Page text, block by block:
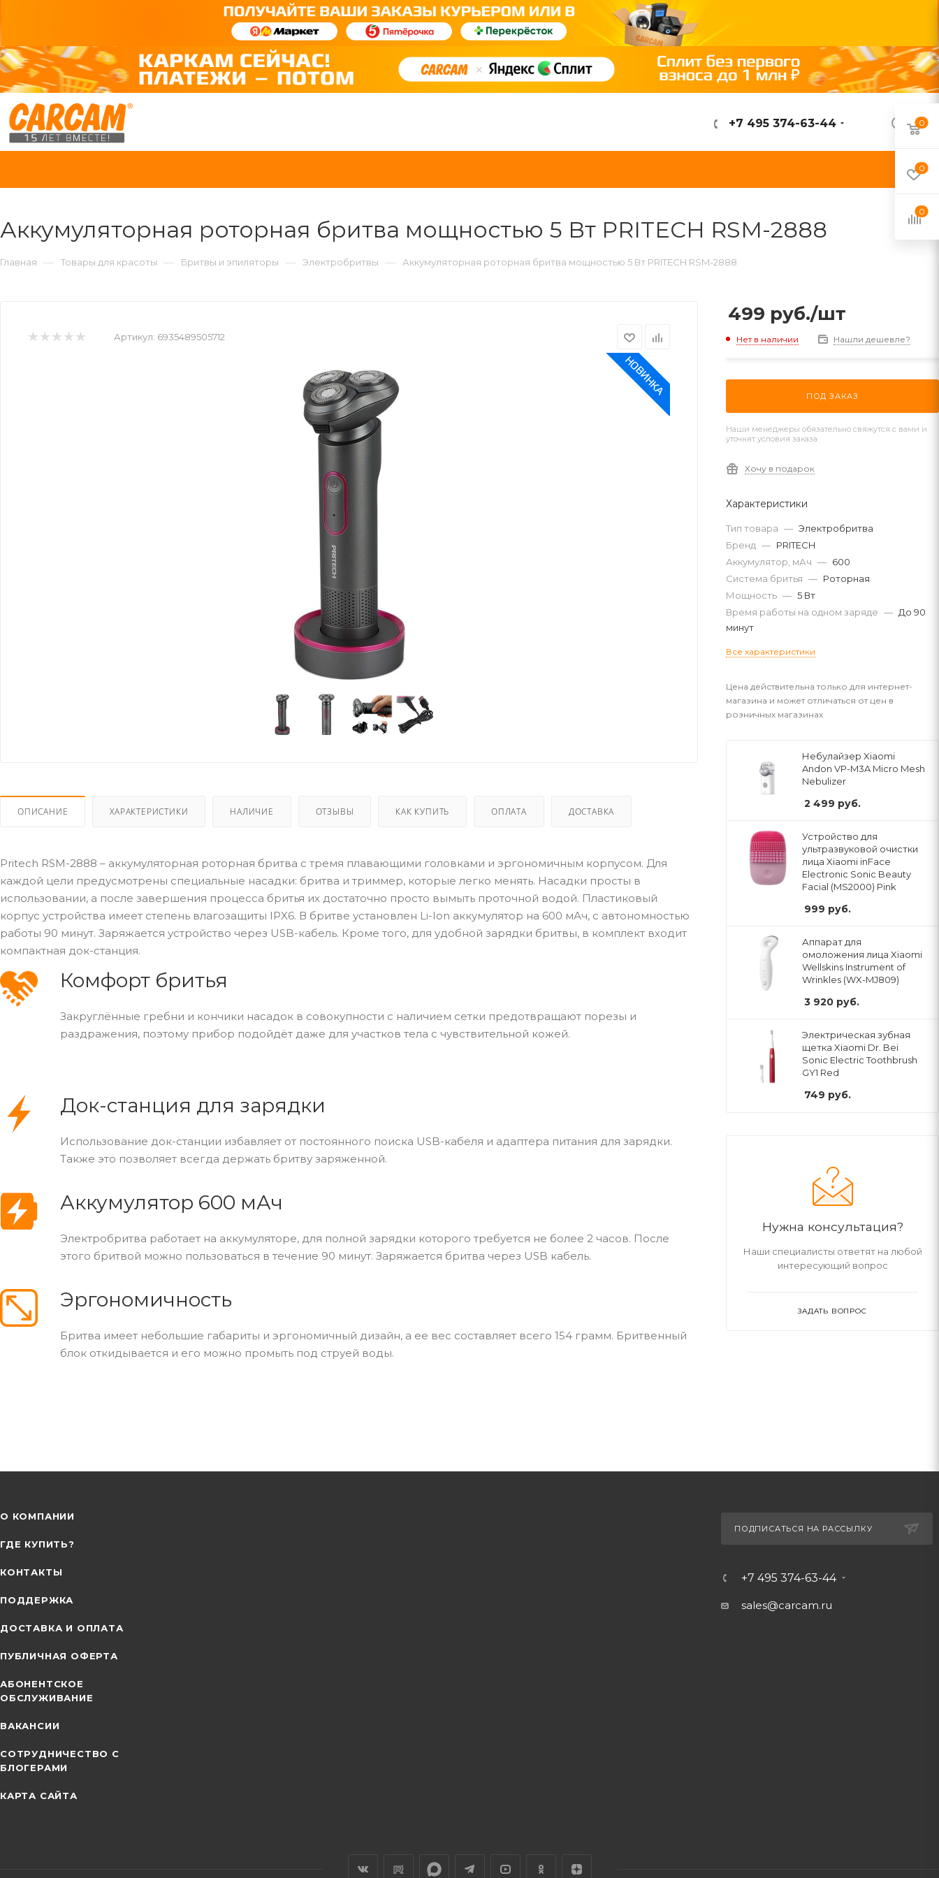
ВОЙТИ
+7 495 374-63-44
Аккумуляторная роторная бритва мощностью 5 Вт PRITECH RSM-2888
Главная — Товары для красоты — Бритвы и эпиляторы — Электробритвы — Аккумуляторная роторная бритва мощностью 5 Вт PRITECH RSM-2888
Артикул: 6935489505712
ОПИСАНИЕ ХАРАКТЕРИСТИКИ НАЛИЧИЕ ОТЗЫВЫ КАК КУПИТЬ ОПЛАТА ДОСТАВКА
Pritech RSM-2888 – аккумуляторная роторная бритва с тремя плавающими головками и эргономичным корпусом. Для
каждой цели предусмотрены специальные насадки: бритва и триммер, которые легко менять. Насадки просты в
использовании, а после завершения процесса бритья их достаточно просто вымыть проточной водой. Пластиковый
корпус устройства имеет степень влагозащиты IPX6. В бритве установлен Li-Ion аккумулятор на 600 мАч, с автономностью
работы 90 минут. Заряжается устройство через USB-кабель. Кроме того, для удобной зарядки бритвы, в комплект входит
компактная док-станция.
Комфорт бритья
Закруглённые гребни и кончики насадок в совокупности с наличием сетки предотвращают порезы и
раздражения, поэтому прибор подойдёт даже для участков тела с чувствительной кожей.
Док-станция для зарядки
Использование док-станции избавляет от постоянного поиска USB-кабеля и адаптера питания для зарядки.
Также это позволяет всегда держать бритву заряженной.
Аккумулятор 600 мАч
Электробритва работает на аккумуляторе, для полной зарядки которого требуется не более 2 часов. После
этого бритвой можно пользоваться в течение 90 минут. Заряжается бритва через USB кабель.
Эргономичность
Бритва имеет небольшие габариты и эргономичный дизайн, а ее вес составляет всего 154 грамм. Бритвенный
блок откидывается и его можно промыть под струей воды.
499 руб./шт
Нет в наличии Нашли дешевле?
ПОД ЗАКАЗ
Наши менеджеры обязательно свяжутся с вами и
уточнят условия заказа
Хочу в подарок
Характеристики
Тип товара — Электробритва
Бренд — PRITECH
Аккумулятор, мАч — 600
Система бритья — Роторная
Мощность — 5 Вт
Время работы на одном заряде — До 90
минут
Все характеристики
Цена действительна только для интернет-
магазина и может отличаться от цен в
розничных магазинах
Небулайзер Xiaomi
Andon VP-M3A Micro Mesh
Nebulizer
2 499 руб.
Устройство для
ультразвуковой очистки
лица Xiaomi inFace
Electronic Sonic Beauty
Facial (MS2000) Pink
999 руб.
Аппарат для
омоложения лица Xiaomi
Wellskins Instrument of
Wrinkles (WX-MJ809)
3 920 руб.
Электрическая зубная
щетка Xiaomi Dr. Bei
Sonic Electric Toothbrush
GY1 Red
749 руб.
Нужна консультация?
Наши специалисты ответят на любой
интересующий вопрос
ЗАДАТЬ ВОПРОС
О КОМПАНИИ
ГДЕ КУПИТЬ?
КОНТАКТЫ
ПОДДЕРЖКА
ДОСТАВКА И ОПЛАТА
ПУБЛИЧНАЯ ОФЕРТА
АБОНЕНТСКОЕ
ОБСЛУЖИВАНИЕ
ВАКАНСИИ
СОТРУДНИЧЕСТВО С
БЛОГЕРАМИ
КАРТА САЙТА
ПОДПИСАТЬСЯ НА РАССЫЛКУ
+7 495 374-63-44
sales@carcam.ru
0
0
0